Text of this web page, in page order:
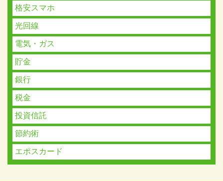
格安スマホ
光回線
電気・ガス
貯金
銀行
税金
投資信託
節約術
エポスカード